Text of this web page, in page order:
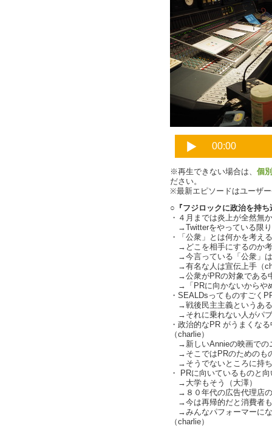
※再生できない場合は、 個
ださい。
※最新エピソードはユーザ
○『フジロックに政治を持
・４月までは炎上が全然無
→Twitterをやっている限り
・「公衆」とは何かを考え
→どこを相手にするのか
→今言っている「公衆」は
→有名な人は宣伝上手（
→公衆がPRの対象である
→「PRに向かないからや
・SEALDsってものすごく
→戦後民主主義というある
→それに乗れない人がパブ
・政治的なPR がうまくな
（charlie）
→新しいAnnieの映画での
→そこではPRのためのも
→そうでないところに持
・ PRに向いているものと
→大学もそう（大澤）
→８０年代の広告代理店の
→今は再帰的だと消費者も
→みんなパフォーマーに
（charlie）